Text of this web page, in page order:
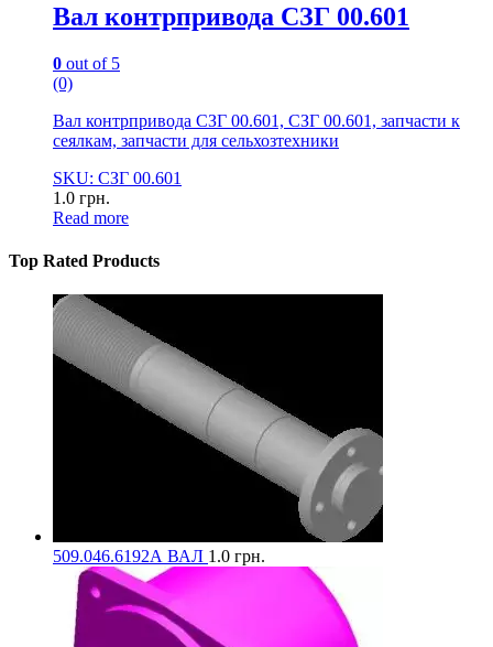
Вал контрпривода СЗГ 00.601
0 out of 5
(0)
Вал контрпривода СЗГ 00.601, СЗГ 00.601, запчасти к
сеялкам, запчасти для сельхозтехники
SKU: СЗГ 00.601
1.0 грн.
Read more
Top Rated Products
509.046.6192А ВАЛ 1.0 грн.